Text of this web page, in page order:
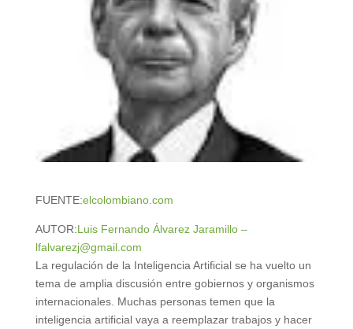
FUENTE:elcolombiano.com
AUTOR:Luis Fernando Álvarez Jaramillo –
lfalvarezj@gmail.com
La regulación de la Inteligencia Artificial se ha vuelto un
tema de amplia discusión entre gobiernos y organismos
internacionales. Muchas personas temen que la
inteligencia artificial vaya a reemplazar trabajos y hacer